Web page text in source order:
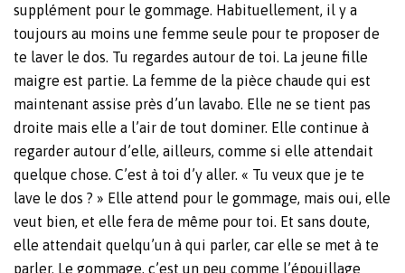
supplément pour le gommage. Habituellement, il y a
toujours au moins une femme seule pour te proposer de
te laver le dos. Tu regardes autour de toi. La jeune fille
maigre est partie. La femme de la pièce chaude qui est
maintenant assise près d’un lavabo. Elle ne se tient pas
droite mais elle a l’air de tout dominer. Elle continue à
regarder autour d’elle, ailleurs, comme si elle attendait
quelque chose. C’est à toi d’y aller. « Tu veux que je te
lave le dos ? » Elle attend pour le gommage, mais oui, elle
veut bien, et elle fera de même pour toi. Et sans doute,
elle attendait quelqu’un à qui parler, car elle se met à te
parler. Le gommage, c’est un peu comme l’épouillage